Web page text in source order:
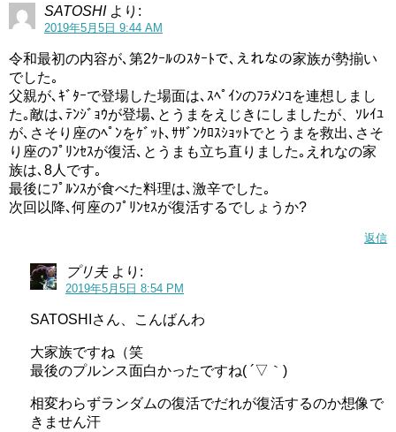
がキュアコスモという噂もありますが…今から登場が楽し
の語尾で話すのかな？
ちょっと今回感想記事が少なめなのは申し訳ありません、
風邪をひいてしまいました。
SATOSHI より:
2019年5月5日 9:44 AM
令和最初の内容が､第2ｸｰﾙのｽﾀｰﾄで､えれなの家族が勢揃い
でした｡
父親が､ｷﾞﾀｰで登場した場面は､ｽﾍﾟｲﾝのﾌﾗﾒﾝｺを連想しまし
た｡敵は､ﾃﾝｼﾞｮｳが登場､とうまをえじきにしましたが、ｿﾚｲﾕ
が､さそり座のﾍﾟﾝをｹﾞｯﾄ､ｻｻﾞﾝｸﾛｽｼｮｯﾄでとうまを救出､さそ
り座のﾌﾟﾘﾝｾｽが復活､とうまも立ち直りました｡えれなの家
族は､8人です｡
最後にﾌﾟﾙﾝｽが食べた料理は､激辛でした｡
次回以降､何座のﾌﾟﾘﾝｾｽが復活するでしょうか?
返信
プリ夫 より:
2019年5月5日 8:54 PM
SATOSHIさん、こんばんわ
大家族ですね（笑
最後のプルンス面白かったですね( ´▽｀)
相変わらずランダムの復活でだれが復活するのか想像で
きません汗